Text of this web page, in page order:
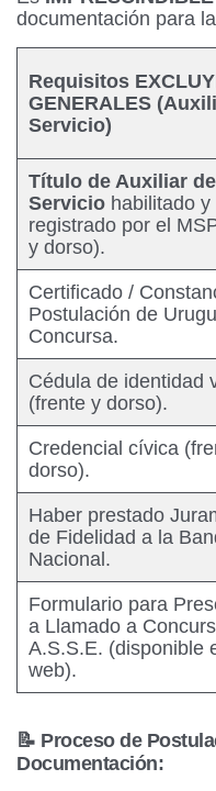
documentación para
Requisitos
GENERALES
Servicio)
Título de Auxiliar de
Servicio habilitado y
registrado por el
y dorso).
Certificado /
Postulación de
Concursa.
Cédula de identidad
(frente y dorso).
Credencial cívica
dorso).
Haber prestado
de Fidelidad a la
Nacional.
Formulario para
a Llamado a
A.S.S.E. (disponible
web).
📝 Proceso de
Documentación: